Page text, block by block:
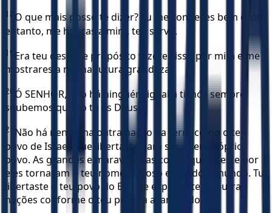
18 O que mais posso te dizer? Tu me conheces bem e, no
entanto, me honras a mim, teu servo.
19 Era teu desejo e propósito fazeres isso por mim e me
mostrares a minha futura grandeza.
20 Ó SENHOR, não há ninguém igual a ti; nós sempre
soubemos que só tu és Deus.
21
Não há nenhuma outra nação na terra como o teu
povo de Israel, que libertaste para ser o teu próprio
povo. As grandes e maravilhosas coisas que fizeste por
eles tornaram o teu nome famoso em todo o mundo. Tu
libertaste o teu povo do Egito e expulsaste as outras
nações conforme o teu povo ia avançando.